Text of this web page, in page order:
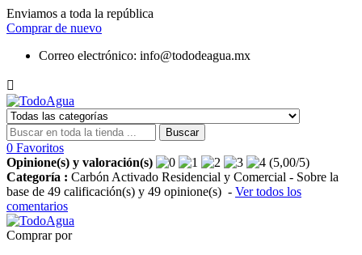
Enviamos a toda la república
Comprar de nuevo
Correo electrónico: info@tododeagua.mx

Buscar
0 Favoritos
Opinione(s) y valoración(s)
(5,00/5)
Categoría : Carbón Activado Residencial y Comercial - Sobre la
base de 49 calificación(s) y 49 opinione(s) - Ver todos los
comentarios
Comprar por